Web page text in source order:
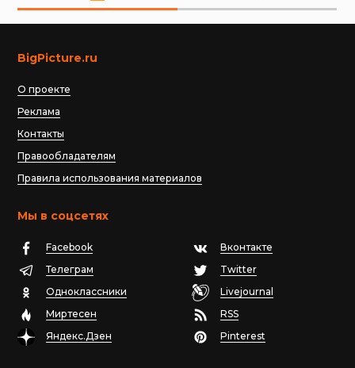
BigPicture.ru
О проекте
Реклама
Контакты
Правообладателям
Правила использования материалов
Мы в соцсетях
Facebook
Вконтакте
Телеграм
Twitter
Одноклассники
Livejournal
Миртесен
RSS
Яндекс.Дзен
Pinterest